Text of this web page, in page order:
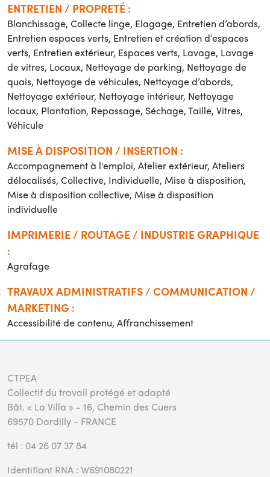
ENTRETIEN / PROPRETÉ :
Blanchissage, Collecte linge, Elagage, Entretien d’abords,
Entretien espaces verts, Entretien et création d’espaces
verts, Entretien extérieur, Espaces verts, Lavage, Lavage
de vitres, Locaux, Nettoyage de parking, Nettoyage de
quais, Nettoyage de véhicules, Nettoyage d’abords,
Nettoyage extérieur, Nettoyage intérieur, Nettoyage
locaux, Plantation, Repassage, Séchage, Taille, Vitres,
Véhicule
MISE À DISPOSITION / INSERTION :
Accompagnement à l'emploi, Atelier extérieur, Ateliers
délocalisés, Collective, Individuelle, Mise à disposition,
Mise à disposition collective, Mise à disposition
individuelle
IMPRIMERIE / ROUTAGE / INDUSTRIE GRAPHIQUE
:
Agrafage
TRAVAUX ADMINISTRATIFS / COMMUNICATION /
MARKETING :
Accessibilité de contenu, Affranchissement
CTPEA
Collectif du travail protégé et adapté
Bât. « La Villa » - 16, Chemin des Cuers
69570 Dardilly - FRANCE
tél : 04 26 07 37 84
Identifiant RNA : W691080221